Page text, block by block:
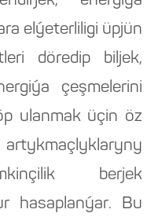
elýeterliligi üpjün
döredip biljek,
çeşmelerini
ulanmak üçin öz
berjek
hasaplanýar. Bu